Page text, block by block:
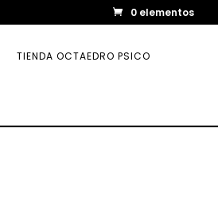
0 elementos
TIENDA OCTAEDRO PSICO